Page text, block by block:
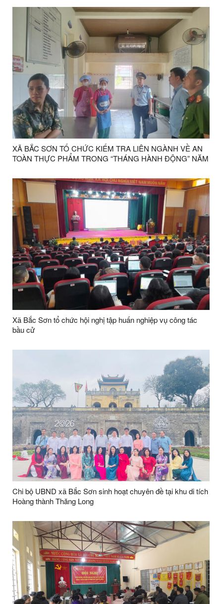
XÃ BẮC SƠN TỔ CHỨC KIỂM TRA LIÊN NGÀNH VỀ AN
TOÀN THỰC PHẨM TRONG “THÁNG HÀNH ĐỘNG” NĂM
Xã Bắc Sơn tổ chức hội nghị tập huấn nghiệp vụ công tác
bầu cử
Chi bộ UBND xã Bắc Sơn sinh hoạt chuyên đề tại khu di tích
Hoàng thành Thăng Long